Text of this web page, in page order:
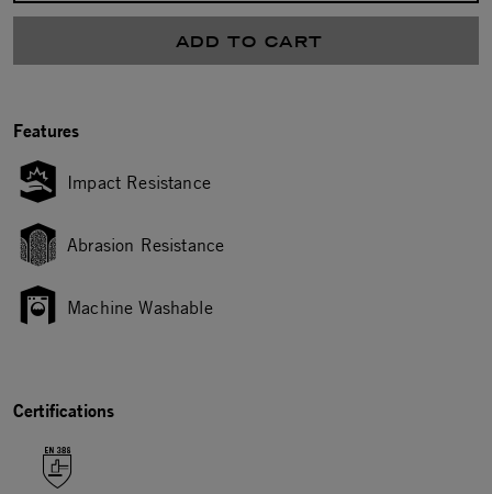
ADD TO CART
Features
Impact Resistance
Abrasion Resistance
Machine Washable
Certifications